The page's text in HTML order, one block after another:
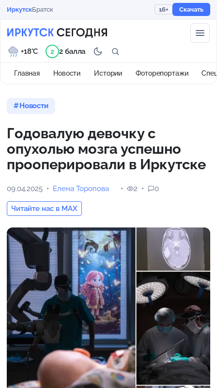
ИркутскБратск 16+ Скачать
Главная Новости Истории Фоторепортажи
+18°C 2 2 балла
Новости
Годовалую девочку с
опухолью мозга успешно
прооперировали в Иркутске
09.04.2025 Елена Торопова
Читайте нас в MAX
2 0